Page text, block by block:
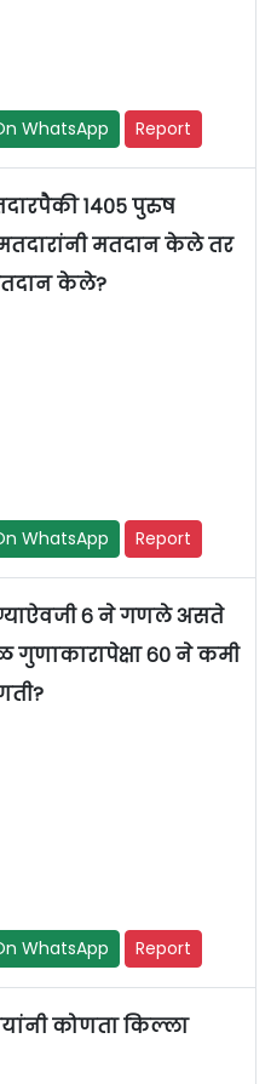
WhatsApp Report
१४०५ पुरुष
मतदारांनी मतदान केले तर
केले?
WhatsApp Report
६ ने गणले असते
६० ने कमी
WhatsApp Report
कोणता किल्ला